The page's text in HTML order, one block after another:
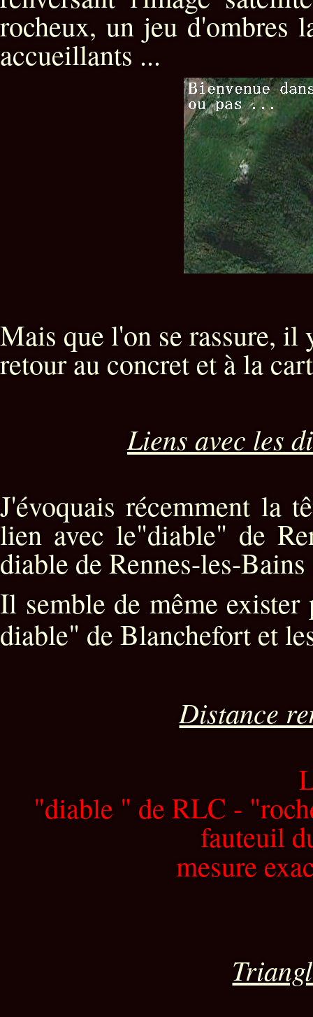
rocheux, un jeu d'ombres
accueillants ...
Mais que l'on se rassure, il
retour au concret et à la
Liens avec les
J'évoquais récemment la
lien avec le"diable" de
diable de Rennes-les-Bains
Il semble de même
diable" de Blanchefort et
Distance
"diable " de RLC -
fauteuil
mesure